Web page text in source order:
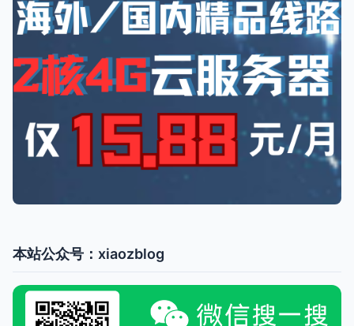
本站公众号：xiaozblog